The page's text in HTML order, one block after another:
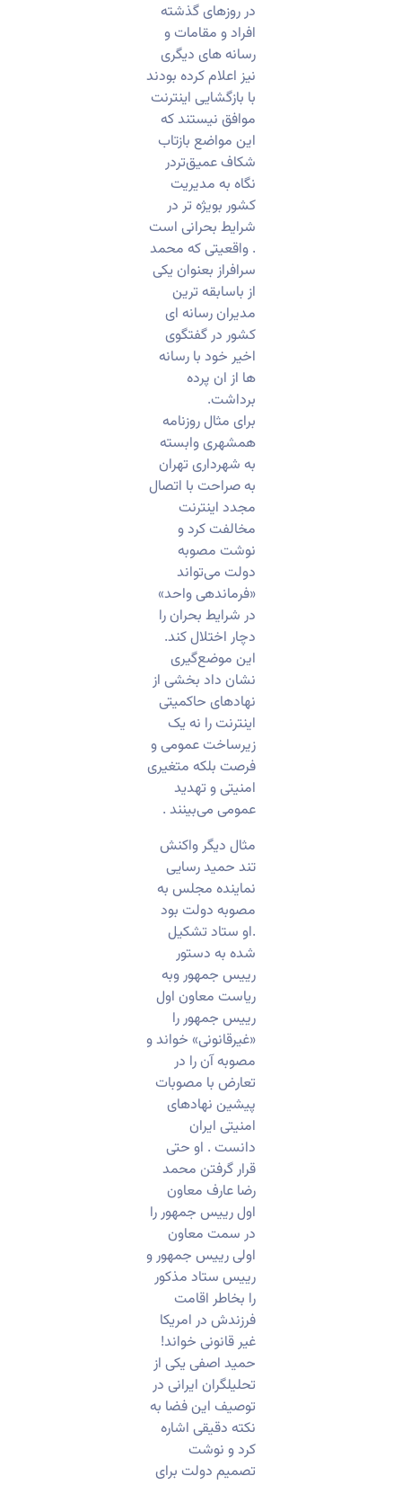
در روزهای گذشته
افراد و مقامات و
رسانه های دیگری
نیز اعلام کرده بودند
با بازگشایی اینترنت
موافق نیستند که
این مواضع بازتاب
شکاف عمیق‌تردر
نگاه به مدیریت
کشور بویژه تر در
شرایط بحرانی است
. واقعیتی که محمد
سرافراز بعنوان یکی
از باسابقه ترین
مدیران رسانه ای
کشور در گفتگوی
اخیر خود با رسانه
ها از ان پرده
برداشت.
برای مثال روزنامه
همشهری وابسته
به شهرداری تهران
به صراحت با اتصال
مجدد اینترنت
مخالفت کرد و
نوشت مصوبه
دولت می‌تواند
«فرماندهی واحد»
در شرایط بحران را
دچار اختلال کند.
این موضع‌گیری
نشان داد بخشی از
نهادهای حاکمیتی
اینترنت را نه یک
زیرساخت عمومی و
فرصت بلکه متغیری
امنیتی و تهدید
عمومی می‌بینند .
مثال دیگر واکنش
تند حمید رسایی
نماینده مجلس به
مصوبه دولت بود
.او ستاد تشکیل
شده به دستور
رییس جمهور وبه
ریاست معاون اول
رییس جمهور را
«غیرقانونی» خواند و
مصوبه آن را در
تعارض با مصوبات
پیشین نهادهای
امنیتی ایران
دانست . او حتی
قرار گرفتن محمد
رضا عارف معاون
اول رییس جمهور را
در سمت معاون
اولی رییس جمهور و
رییس ستاد مذکور
را بخاطر اقامت
فرزندش در امریکا
غیر قانونی خواند!
حمید اصفی یکی از
تحلیلگران ایرانی در
توصیف این فضا به
نکته دقیقی اشاره
کرد و نوشت
تصمیم دولت برای